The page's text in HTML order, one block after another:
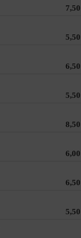
7,50
5,50
6,50
5,50
8,50
6,00
6,50
5,50